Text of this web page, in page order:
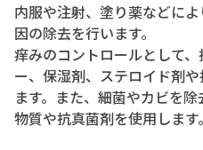
内服や注射、塗り薬などに
因の除去を行います。
痒みのコントロールとして
ー、保湿剤、ステロイド剤
ます。また、細菌やカビを
物質や抗真菌剤を使用します。